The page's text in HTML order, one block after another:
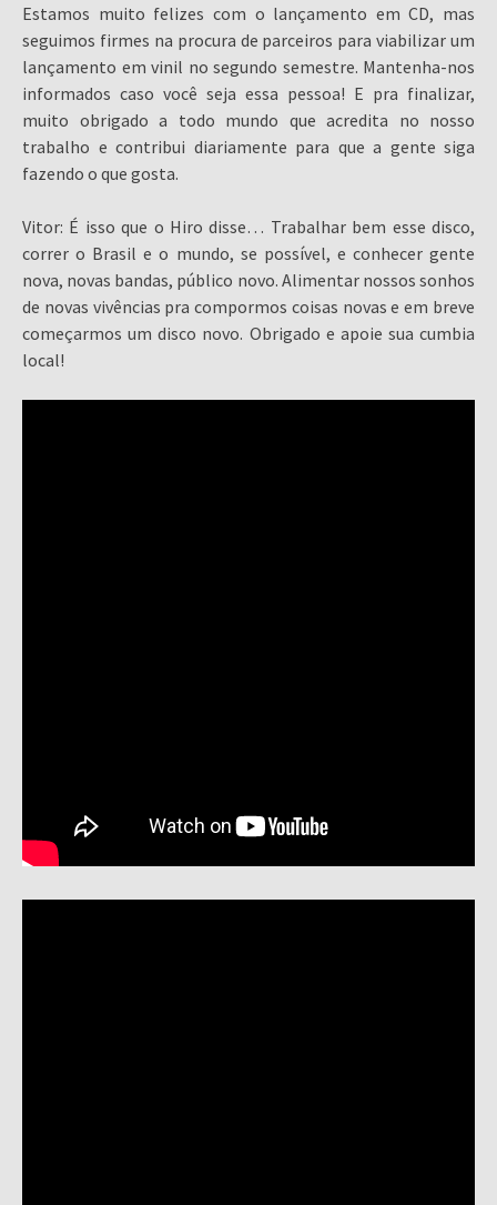
Estamos muito felizes com o lançamento em CD, mas
seguimos firmes na procura de parceiros para viabilizar um
lançamento em vinil no segundo semestre. Mantenha-nos
informados caso você seja essa pessoa! E pra finalizar,
muito obrigado a todo mundo que acredita no nosso
trabalho e contribui diariamente para que a gente siga
fazendo o que gosta.
Vitor: É isso que o Hiro disse… Trabalhar bem esse disco,
correr o Brasil e o mundo, se possível, e conhecer gente
nova, novas bandas, público novo. Alimentar nossos sonhos
de novas vivências pra compormos coisas novas e em breve
começarmos um disco novo. Obrigado e apoie sua cumbia
local!